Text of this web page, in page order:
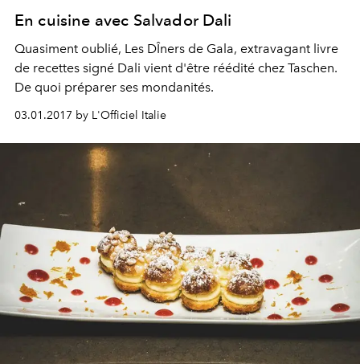
En cuisine avec Salvador Dali
Quasiment oublié, Les DÎners de Gala, extravagant livre
de recettes signé Dali vient d'être réédité chez Taschen.
De quoi préparer ses mondanités.
03.01.2017 by L'Officiel Italie